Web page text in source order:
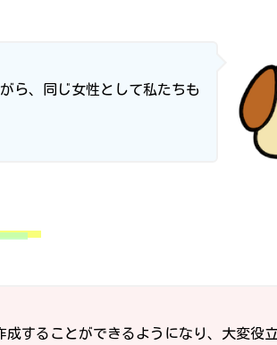
ら、同じ女性として私たちも
することができるようになり、大変役